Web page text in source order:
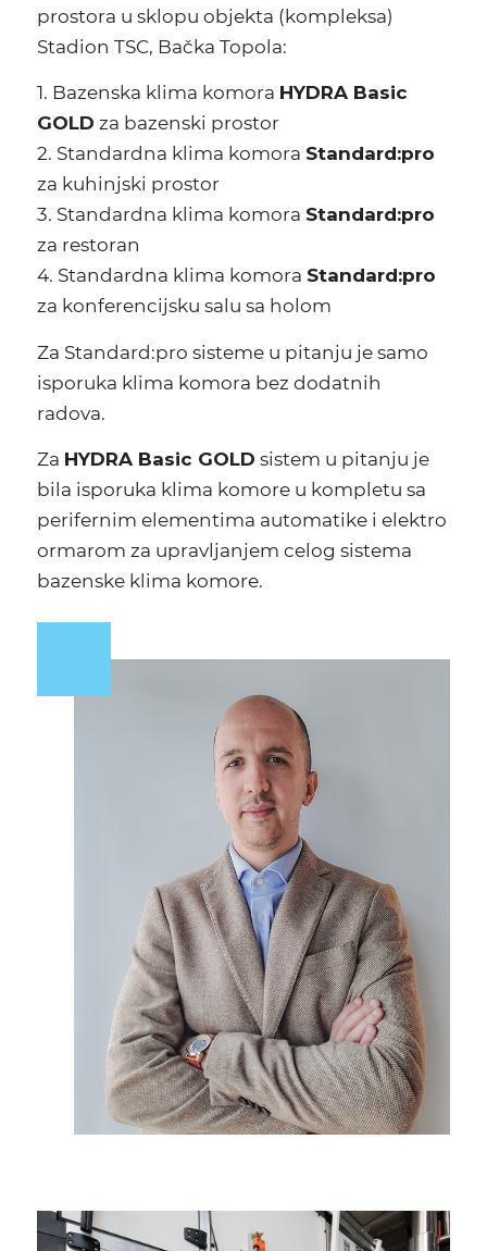
prostora u sklopu objekta (kompleksa)
Stadion TSC, Bačka Topola:
1. Bazenska klima komora HYDRA Basic
GOLD za bazenski prostor
2. Standardna klima komora Standard:pro
za kuhinjski prostor
3. Standardna klima komora Standard:pro
za restoran
4. Standardna klima komora Standard:pro
za konferencijsku salu sa holom
Za Standard:pro sisteme u pitanju je samo
isporuka klima komora bez dodatnih
radova.
Za HYDRA Basic GOLD sistem u pitanju je
bila isporuka klima komore u kompletu sa
perifernim elementima automatike i elektro
ormarom za upravljanjem celog sistema
bazenske klima komore.